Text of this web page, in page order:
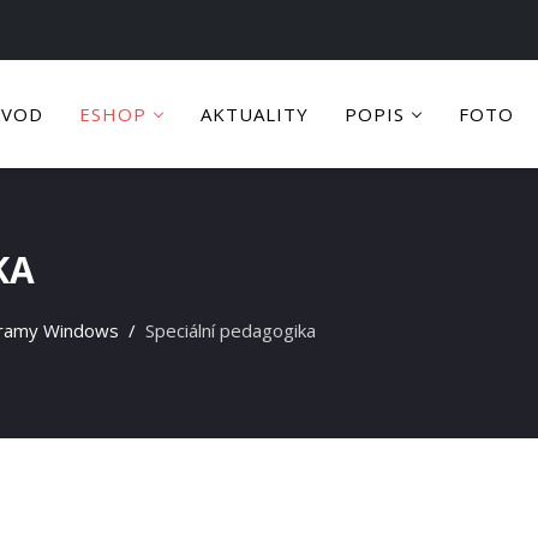
ESHOP AKTUALITY POPIS FOTO
Windows Speciální pedagogika